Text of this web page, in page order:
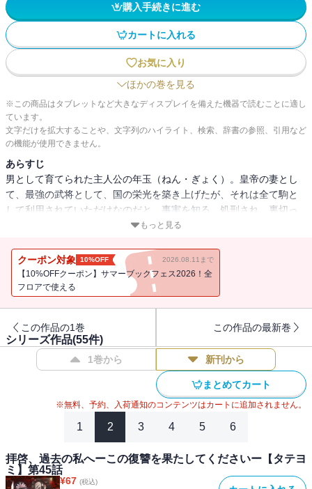
購入手続きに進む
カートに入れる
お気に入り
ほかの巻を見る
※この商品はタブレットなど大きなディスプレイを備えた機器で読むことに適し
ています。
文字だけを拡大することや、文字列のハイライト、検索、辞書の参照、引用など
の機能が使用できません。
あらすじ
男として育てられた主人公の年玉（ねん・ぎょく）。皇帝の妻とし
て、最強の武将として、国の栄光を築き上げたが、それは全て駒と
して利用されていただけなのだと、事実を知る。処刑され、裏切っ
た姉と皇帝に来世での復讐を誓うが、目覚めたらそこは「15歳」の
り抜け復讐を果たせるか？
もっと見る
クーポン対象 10%OFF 2026.08.11まで
【10%OFFクーポン】サマーブックフェス2026！全
フロアで使える
この作品の1巻 この作品の最新巻
シリーズ作品(55件)
1巻から 新刊から
まとめてカート
※無料、予約、入荷通知のコンテンツはカートに追加されません。
1 2 3 4 5 6
拝啓、過去の私へーこの復讐を果たしてくださいー【タテヨ
ミ】第45話
¥67 (税込)